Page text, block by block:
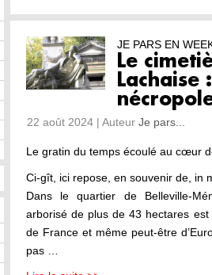
JE PARS EN
Le
Lachaise
22 août 2024 | Auteur Je pars...
Le gratin du temps écoulé au cœur
Ci-gît, ici repose, en souvenir de, in
Dans le quartier de Belleville-
arborisé de plus de 43 hectares est
de France et même peut-être
pas …